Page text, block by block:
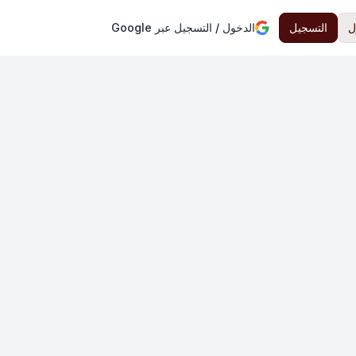
التسجيل الدخول / التسجيل عبر Google